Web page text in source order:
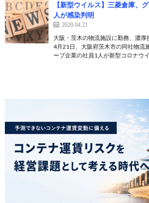
【新型ウイルス】三菱倉庫、
人が感染判明
2020.04.21
大阪・茨木の物流施設に勤務、濃厚
4月21日、大阪府茨木市の同社物流
ープ企業の社員1人が新型コロナウ